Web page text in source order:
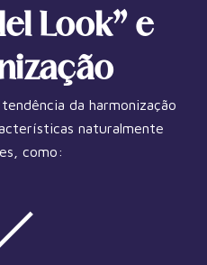
Look” e
da harmonização
naturalmente
como: